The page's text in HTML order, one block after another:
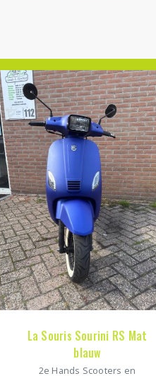
La Souris Sourini RS Mat
blauw
2e Hands Scooters en